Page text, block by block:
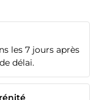
les 7 jours après
délai.